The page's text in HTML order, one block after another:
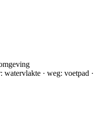
watervlakte · weg: voetpad ·